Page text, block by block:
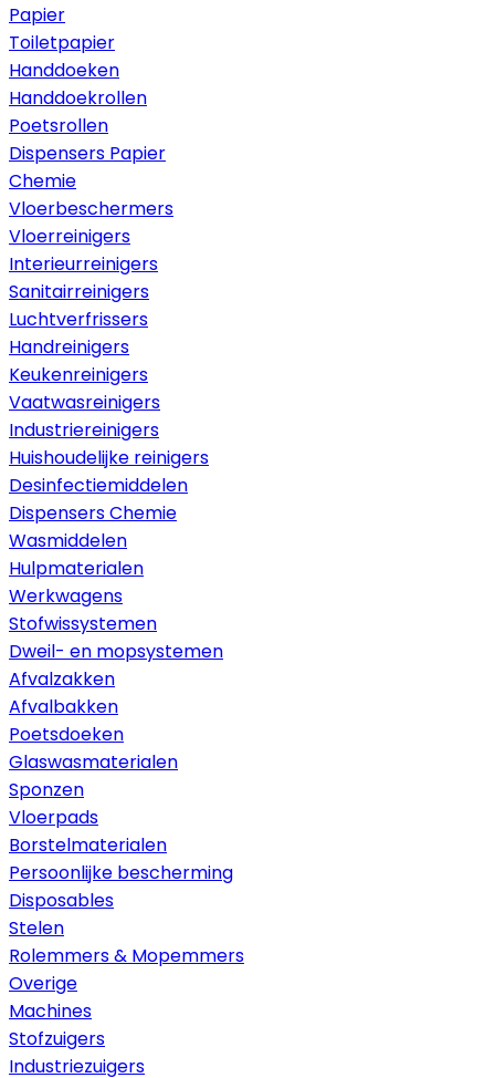
Papier
Toiletpapier
Handdoeken
Handdoekrollen
Poetsrollen
Dispensers Papier
Chemie
Vloerbeschermers
Vloerreinigers
Interieurreinigers
Sanitairreinigers
Luchtverfrissers
Handreinigers
Keukenreinigers
Vaatwasreinigers
Industriereinigers
Huishoudelijke reinigers
Desinfectiemiddelen
Dispensers Chemie
Wasmiddelen
Hulpmaterialen
Werkwagens
Stofwissystemen
Dweil- en mopsystemen
Afvalzakken
Afvalbakken
Poetsdoeken
Glaswasmaterialen
Sponzen
Vloerpads
Borstelmaterialen
Persoonlijke bescherming
Disposables
Stelen
Rolemmers & Mopemmers
Overige
Machines
Stofzuigers
Industriezuigers